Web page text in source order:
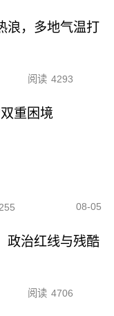
浪，多地气温打
阅读 4293
重困境
08-05
政治红线与残酷
阅读 4706